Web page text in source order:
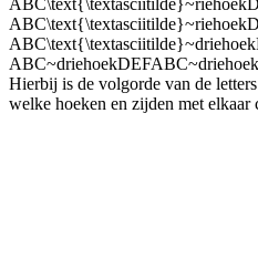
Hierbij is de volgorde van de
welke hoeken en zijden met elkaar